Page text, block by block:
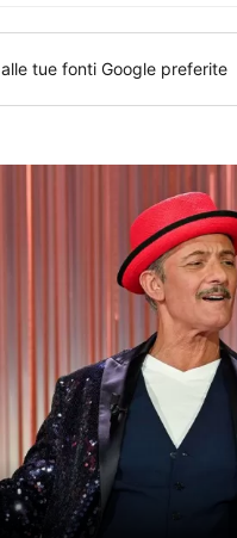
alle tue fonti Google preferite